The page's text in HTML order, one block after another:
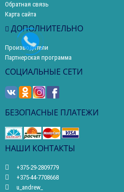
Обратная связь
Карта сайта
ДОПОЛНИТЕЛЬНО
Производители
Партнерская программа
СОЦИАЛЬНЫЕ СЕТИ
БЕЗОПАСНЫЕ ПЛАТЕЖИ
НАШИ КОНТАКТЫ
+375-29-2809779
+375-44-7708668
u_andrew_